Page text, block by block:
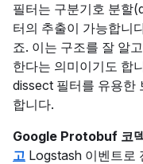
필터는 구분기호 분할
터의 추출이 가능합니
죠. 이는 구조를 잘 알
한다는 의미이기도 합
dissect 필터를 유용한
합니다.
Google Protobuf 코
고 Logstash 이벤트로